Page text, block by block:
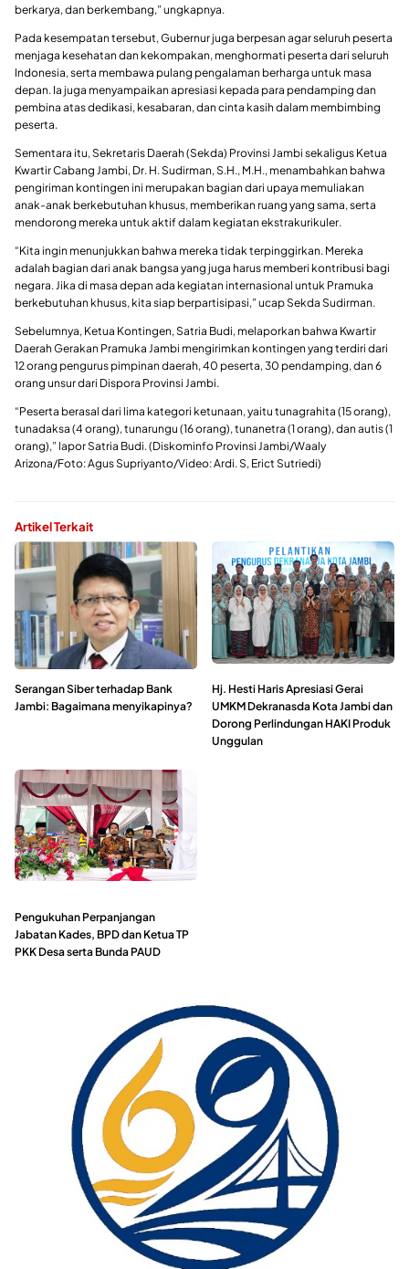
berkarya, dan berkembang,” ungkapnya.
Pada kesempatan tersebut, Gubernur juga berpesan agar seluruh peserta
menjaga kesehatan dan kekompakan, menghormati peserta dari seluruh
Indonesia, serta membawa pulang pengalaman berharga untuk masa
depan. Ia juga menyampaikan apresiasi kepada para pendamping dan
pembina atas dedikasi, kesabaran, dan cinta kasih dalam membimbing
peserta.
Sementara itu, Sekretaris Daerah (Sekda) Provinsi Jambi sekaligus Ketua
Kwartir Cabang Jambi, Dr. H. Sudirman, S.H., M.H., menambahkan bahwa
pengiriman kontingen ini merupakan bagian dari upaya memuliakan
anak-anak berkebutuhan khusus, memberikan ruang yang sama, serta
mendorong mereka untuk aktif dalam kegiatan ekstrakurikuler.
“Kita ingin menunjukkan bahwa mereka tidak terpinggirkan. Mereka
adalah bagian dari anak bangsa yang juga harus memberi kontribusi bagi
negara. Jika di masa depan ada kegiatan internasional untuk Pramuka
berkebutuhan khusus, kita siap berpartisipasi,” ucap Sekda Sudirman.
Sebelumnya, Ketua Kontingen, Satria Budi, melaporkan bahwa Kwartir
Daerah Gerakan Pramuka Jambi mengirimkan kontingen yang terdiri dari
12 orang pengurus pimpinan daerah, 40 peserta, 30 pendamping, dan 6
orang unsur dari Dispora Provinsi Jambi.
“Peserta berasal dari lima kategori ketunaan, yaitu tunagrahita (15 orang),
tunadaksa (4 orang), tunarungu (16 orang), tunanetra (1 orang), dan autis (1
orang),” lapor Satria Budi. (Diskominfo Provinsi Jambi/Waaly
Arizona/Foto: Agus Supriyanto/Video: Ardi. S, Erict Sutriedi)
Artikel Terkait
Serangan Siber terhadap Bank
Jambi: Bagaimana menyikapinya?
Hj. Hesti Haris Apresiasi Gerai
UMKM Dekranasda Kota Jambi dan
Dorong Perlindungan HAKI Produk
Unggulan
Pengukuhan Perpanjangan
Jabatan Kades, BPD dan Ketua TP
PKK Desa serta Bunda PAUD